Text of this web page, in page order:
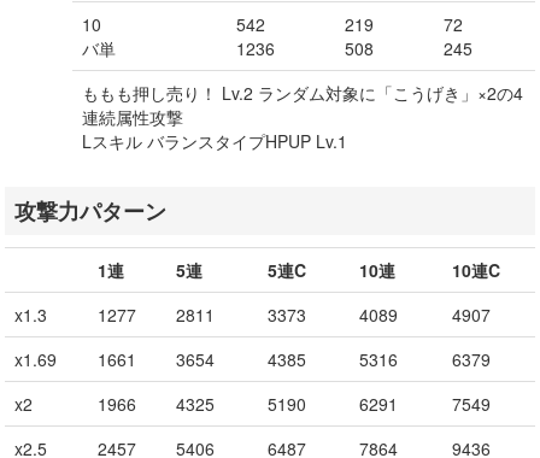
10
バ単
542
1236
219
508
72
245
ももも押し売り！ Lv.2 ランダム対象に「こうげき」×2の4
連続属性攻撃
Lスキル バランスタイプHPUP Lv.1
攻撃力パターン
1連 5連 5連C 10連
10連C
x1.3
1277 2811 3373 4089
4907
x1.69
1661 3654 4385 5316
6379
x2
1966 4325 5190 6291
7549
x2.5
2457 5406 6487 7864 9436